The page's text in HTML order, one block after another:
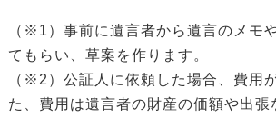
（※1）事前に遺言者から遺言のメモ
てもらい、草案を作ります。
（※2）公証人に依頼した場合、費用
た、費用は遺言者の財産の価額や出張